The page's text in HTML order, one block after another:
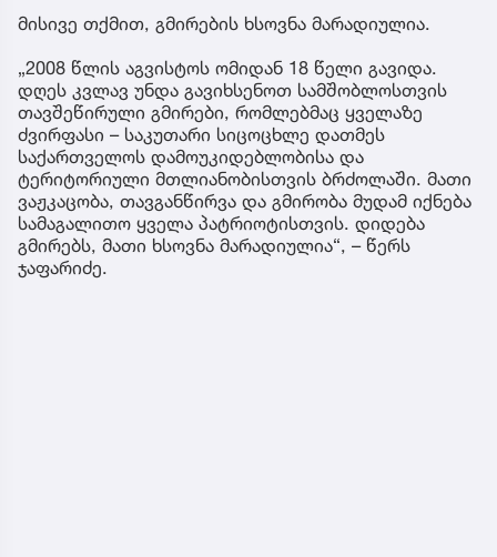
მისივე თქმით, გმირების ხსოვნა მარადიულია.
„2008 წლის აგვისტოს ომიდან 18 წელი გავიდა.
დღეს კვლავ უნდა გავიხსენოთ სამშობლოსთვის
თავშეწირული გმირები, რომლებმაც ყველაზე
ძვირფასი – საკუთარი სიცოცხლე დათმეს
საქართველოს დამოუკიდებლობისა და
ტერიტორიული მთლიანობისთვის ბრძოლაში. მათი
ვაჟკაცობა, თავგანწირვა და გმირობა მუდამ იქნება
სამაგალითო ყველა პატრიოტისთვის. დიდება
გმირებს, მათი ხსოვნა მარადიულია“, – წერს
ჯაფარიძე.